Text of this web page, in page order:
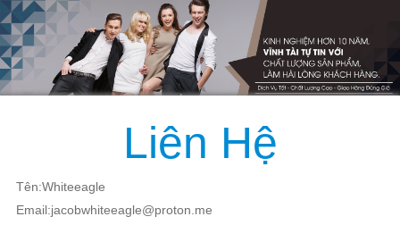
Liên Hệ
Tên:Whiteeagle
Email:jacobwhiteeagle@proton.me